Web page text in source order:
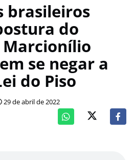
brasileiros
do
se negar a
do Piso
29 de abril de 2022